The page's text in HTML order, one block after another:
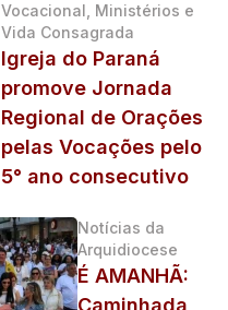
Vocacional, Ministérios e
Vida Consagrada
Igreja do Paraná
promove Jornada
Regional de Orações
pelas Vocações pelo
5° ano consecutivo
Notícias da
Arquidiocese
É AMANHÃ:
Caminhada